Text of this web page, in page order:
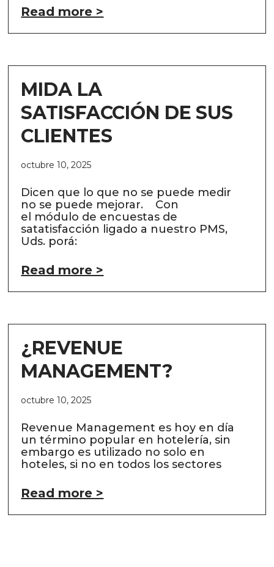
Read more >
MIDA LA
SATISFACCIÓN DE SUS
CLIENTES
octubre 10, 2025
Dicen que lo que no se puede medir
no se puede mejorar. Con
el módulo de encuestas de
satatisfacción ligado a nuestro PMS,
Uds. porá:
Read more >
¿REVENUE
MANAGEMENT?
octubre 10, 2025
Revenue Management es hoy en día
un término popular en hotelería, sin
embargo es utilizado no solo en
hoteles, si no en todos los sectores
Read more >